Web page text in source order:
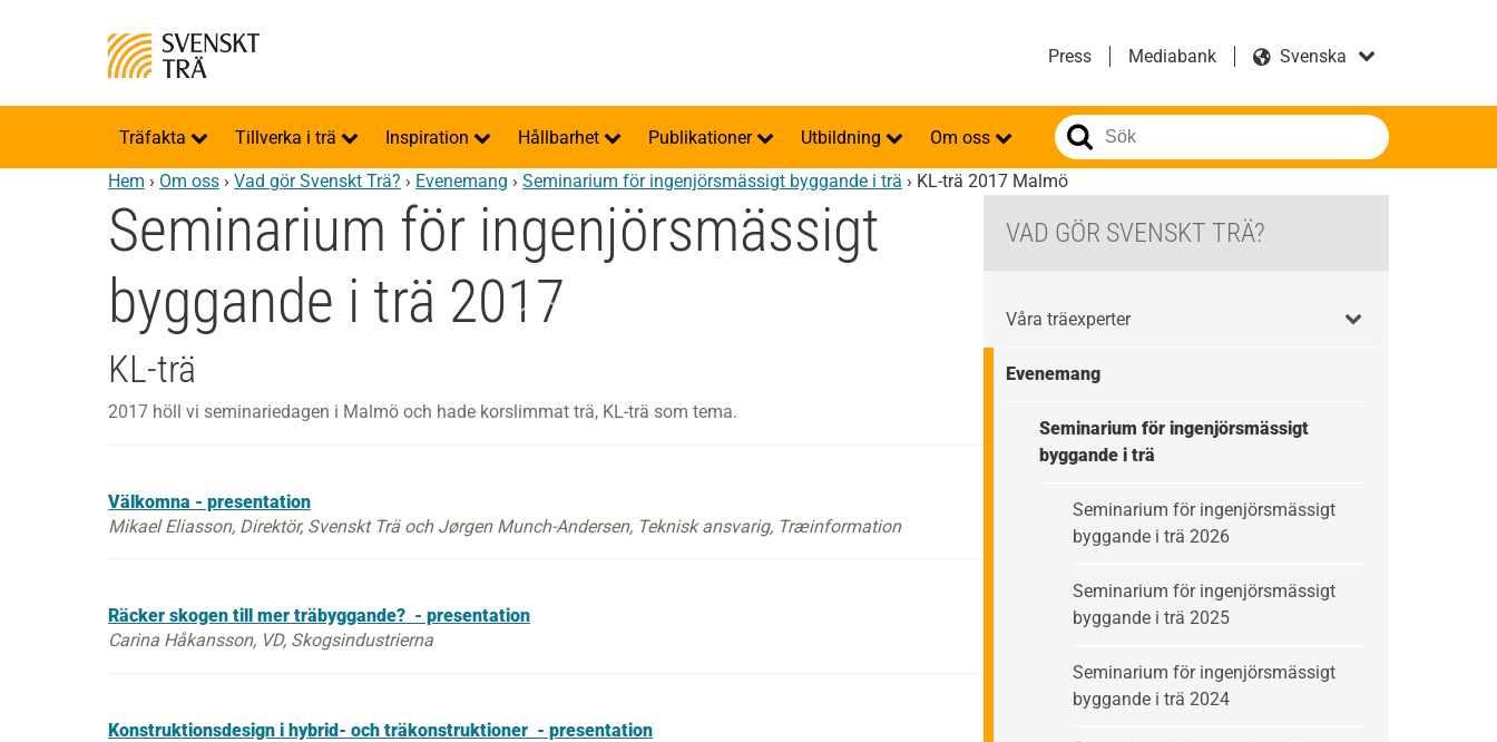
Press Mediabank
Träfakta Tillverka i trä Inspiration Hållbarhet Publikationer Utbildning Om oss
Hem › Om oss › Vad gör Svenskt Trä? › Evenemang › Seminarium för ingenjörsmässigt byggande i trä › KL-trä 2017 Malmö
Seminarium för ingenjörsmässigt
byggande i trä 2017
KL-trä
2017 höll vi seminariedagen i Malmö och hade korslimmat trä, KL-trä som tema.
Välkomna - presentation
Mikael Eliasson, Direktör, Svenskt Trä och Jørgen Munch-Andersen, Teknisk ansvarig, Træinformation
Räcker skogen till mer träbyggande? - presentation
Carina Håkansson, VD, Skogsindustrierna
Konstruktionsdesign i hybrid- och träkonstruktioner - presentation
VAD GÖR SVENSKT TRÄ?
Våra träexperter
Evenemang
Seminarium för ingenjörsmässigt
byggande i trä
Seminarium för ingenjörsmässigt
byggande i trä 2026
Seminarium för ingenjörsmässigt
byggande i trä 2025
Seminarium för ingenjörsmässigt
byggande i trä 2024